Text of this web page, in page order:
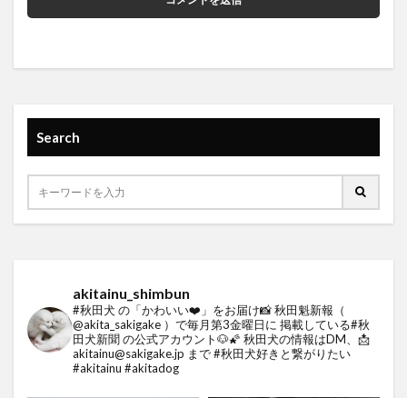
Search
akitainu_shimbun
#秋田犬 の「かわいい❤️」をお届け📸秋田魁新報（
@akita_sakigake ）で毎月第3金曜日に 掲載している#秋
田犬新聞 の公式アカウント🐶🌠 秋田犬の情報はDM、📩
akitainu@sakigake.jp まで#秋田犬好きと繋がりたい
#akitainu #akitadog